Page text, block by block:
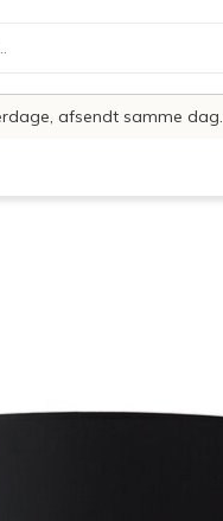
afsendt samme dag.